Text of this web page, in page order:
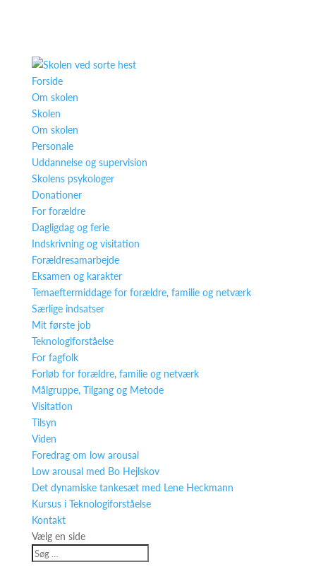
Forside
Om skolen
Skolen
Om skolen
Personale
Uddannelse og supervision
Skolens psykologer
Donationer
For forældre
Dagligdag og ferie
Indskrivning og visitation
Forældresamarbejde
Eksamen og karakter
Temaeftermiddage for forældre, familie og netværk
Særlige indsatser
Mit første job
Teknologiforståelse
For fagfolk
Forløb for forældre, familie og netværk
Målgruppe, Tilgang og Metode
Visitation
Tilsyn
Viden
Foredrag om low arousal
Low arousal med Bo Hejlskov
Det dynamiske tankesæt med Lene Heckmann
Kursus i Teknologiforståelse
Kontakt
Vælg en side